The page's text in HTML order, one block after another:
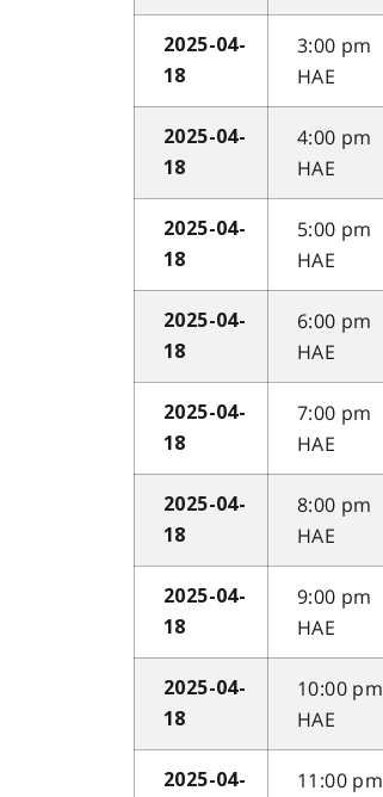
2025-04-
18
3:00 pm
HAE
2025-04-
18
4:00 pm
HAE
2025-04-
18
5:00 pm
HAE
2025-04-
18
6:00 pm
HAE
2025-04-
18
7:00 pm
HAE
2025-04-
18
8:00 pm
HAE
2025-04-
18
9:00 pm
HAE
2025-04-
18
10:00 pm
HAE
2025-04-
11:00 pm